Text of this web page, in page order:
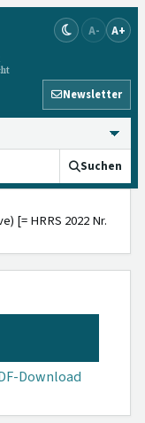
A- A+
Newsletter
Suchen
[= HRRS 2022 Nr.
Download